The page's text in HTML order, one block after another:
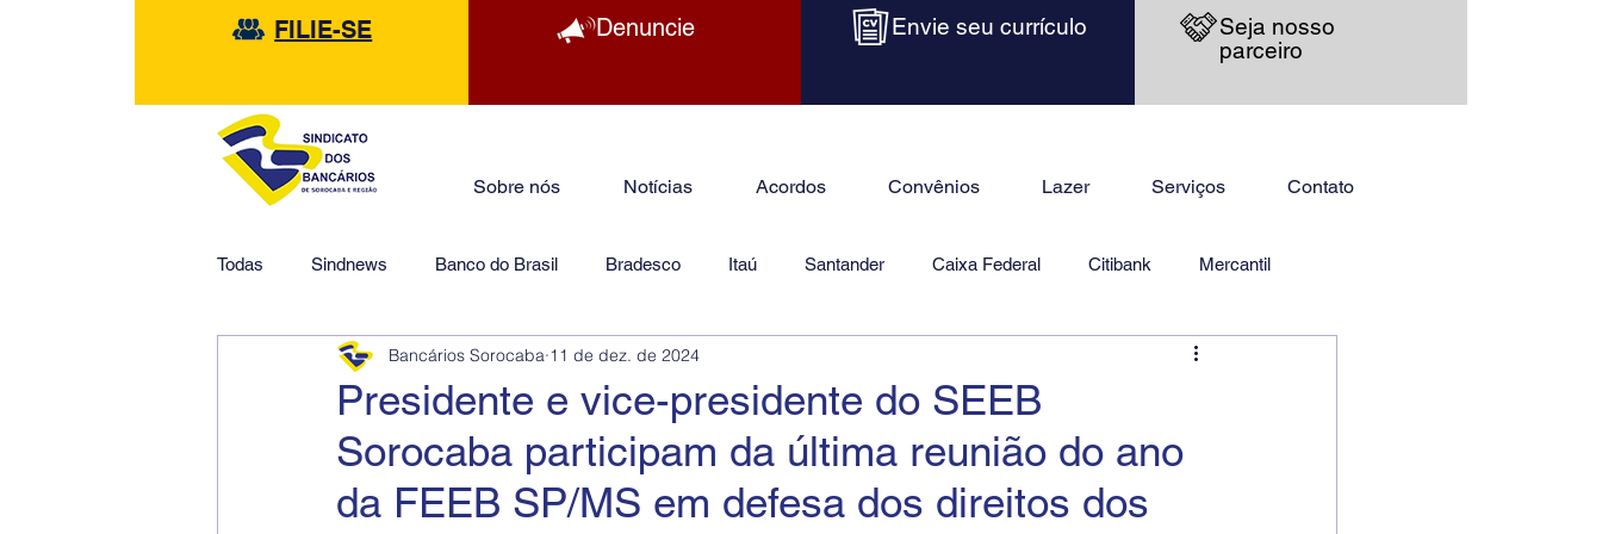
FILIE-SE Denuncie Envie seu currículo
Seja nosso
parceiro
Sobre nós Notícias Acordos Convênios Lazer Serviços Contato
Todas Sindnews Banco do Brasil Bradesco Itaú Santander Caixa Federal Citibank Mercantil
HSBC Financeiras Jurídico
Presidente e vice-presidente do SEEB
Sorocaba participam da última reunião do ano
da FEEB SP/MS em defesa dos direitos dos
Bancários Sorocaba 11 de dez. de 2024